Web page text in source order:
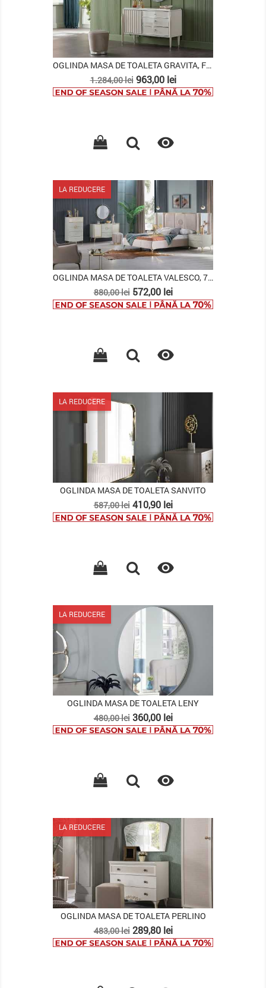
OGLINDA MASA DE TOALETA GRAVITA, FILDES
Pret
de
1.284,00 lei Pret
963,00 lei

LA REDUCERE
OGLINDA MASA DE TOALETA VALESCO, 74X74CM,...
Pret
de
880,00 lei Pret
572,00 lei

LA REDUCERE
OGLINDA MASA DE TOALETA SANVITO
Pret
de
587,00 lei Pret
410,90 lei

LA REDUCERE
OGLINDA MASA DE TOALETA LENY
Pret
de
480,00 lei Pret
360,00 lei

LA REDUCERE
OGLINDA MASA DE TOALETA PERLINO
Pret
de
483,00 lei Pret
289,80 lei